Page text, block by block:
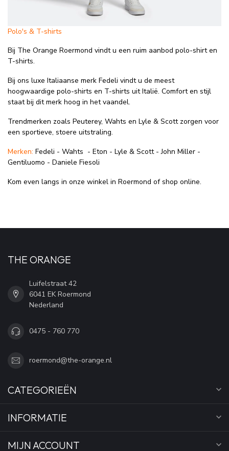
Polo's & T-shirts
Bij The Orange Roermond vindt u een ruim aanbod polo-shirt en
T-shirts.
Bij ons luxe Italiaanse merk Fedeli vindt u de meest
hoogwaardige polo-shirts en T-shirts uit Italië. Comfort en stijl
staat bij dit merk hoog in het vaandel.
Trendmerken zoals Peuterey, Wahts en Lyle & Scott zorgen voor
een sportieve, stoere uitstraling.
Merken: Fedeli - Wahts - Eton - Lyle & Scott - John Miller -
Gentiluomo - Daniele Fiesoli
Kom even langs in onze winkel in Roermond of shop online.
THE ORANGE
Luifelstraat 42
6041 EK Roermond
Nederland
0475 - 760 770
roermond@the-orange.nl
CATEGORIEËN
INFORMATIE
MIJN ACCOUNT